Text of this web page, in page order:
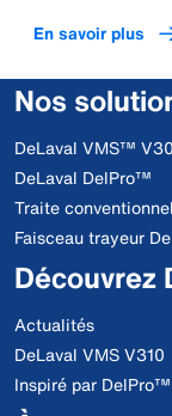
En savoir plus
Nos
DeLaval VMS™
DeLaval DelPro™
Traite
Faisceau trayeur
Découvrez
Actualités
DeLaval VMS V310
Inspiré par DelPro™